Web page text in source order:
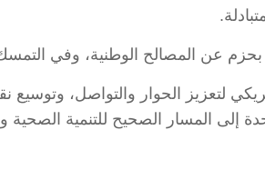
عن المصالح الوطنية، وفي
لتعزيز الحوار والتواصل، وتوسيع
إلى المسار الصحيح للتنمية